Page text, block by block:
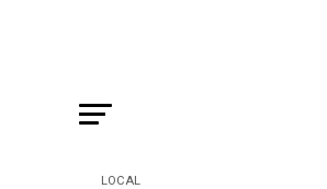
LOCAL